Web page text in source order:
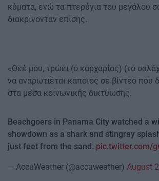
κύματα, ενώ τα πτερύγια του μεγάλου
διακρίνονταν επίσης.
«Θεέ μου, τρώει (ο καρχαρίας) (το
να αναρωτιέται κάποιος σε βίντεο που
στα μέσα κοινωνικής δικτύωσης.
Beachgoers in Panama City watched a
showdown as a shark and stingray
just feet from the sand. pic.twitter.com/
— AccuWeather (@accuweather) August